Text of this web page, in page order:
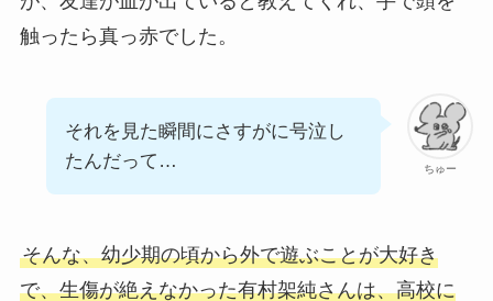
触ったら真っ赤でした。
ちゅー
それを見た瞬間にさすがに号泣し
たんだって…
そんな、幼少期の頃から外で遊ぶことが大好き
で、生傷が絶えなかった有村架純さんは、高校に